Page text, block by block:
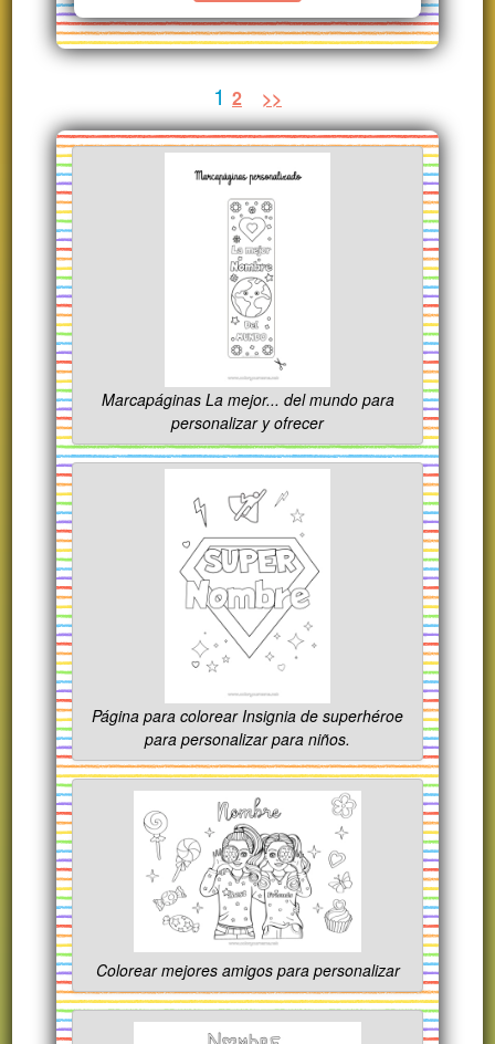
1 2 >>
Marcapáginas La mejor... del mundo para
personalizar y ofrecer
Página para colorear Insignia de superhéroe
para personalizar para niños.
Colorear mejores amigos para personalizar